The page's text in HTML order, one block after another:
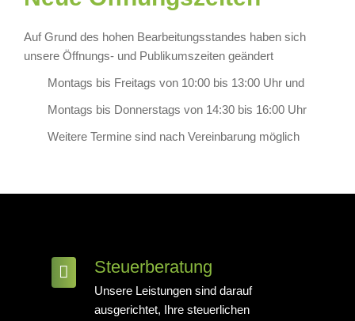
Auf Grund des hohen Bearbeitungsstandes haben sich
unsere Öffnungs- und Publikumszeiten geändert
Montags bis Freitags von 10:00 bis 13:00 Uhr und
Montags bis Donnerstags von 14:30 bis 16:00 Uhr
Weitere Termine sind nach Vereinbarung möglich
Steuerberatung
Unsere Leistungen sind darauf
ausgerichtet, Ihre steuerlichen